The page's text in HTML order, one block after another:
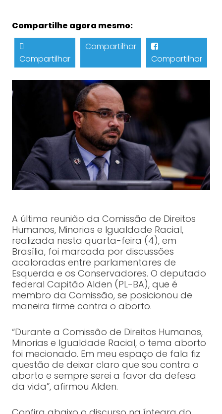
Compartilhe agora mesmo:
Compartilhar
Compartilhar
Compartilhar
A última reunião da Comissão de Direitos
Humanos, Minorias e Igualdade Racial,
realizada nesta quarta-feira (4), em
Brasília, foi marcada por discussões
acaloradas entre parlamentares de
Esquerda e os Conservadores. O deputado
federal Capitão Alden (PL-BA), que é
membro da Comissão, se posicionou de
maneira firme contra o aborto.
“Durante a Comissão de Direitos Humanos,
Minorias e Igualdade Racial, o tema aborto
foi mecionado. Em meu espaço de fala fiz
questão de deixar claro que sou contra o
aborto e sempre serei a favor da defesa
da vida”, afirmou Alden.